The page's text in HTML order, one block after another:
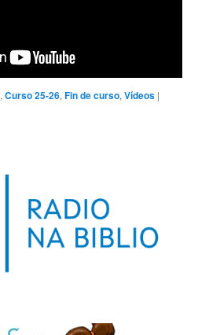
,Curso 25-26,Fin de curso,Vídeos |